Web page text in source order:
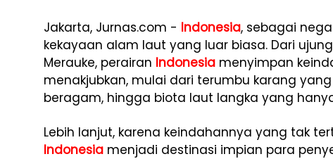
Jakarta, Jurnas.com - Indonesia, sebagai
kekayaan alam laut yang luar biasa. Dari
Merauke, perairan Indonesia menyimpan
menakjubkan, mulai dari terumbu karang
beragam, hingga biota laut langka yang
Lebih lanjut, karena keindahannya yang tak
Indonesia menjadi destinasi impian para